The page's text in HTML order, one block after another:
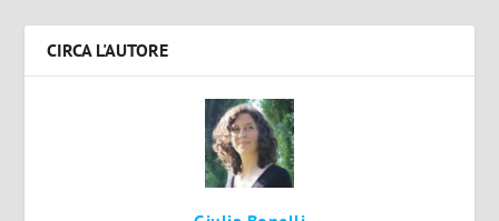
CIRCA L'AUTORE